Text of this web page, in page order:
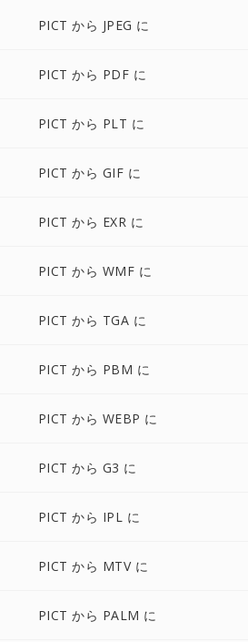
PICT から JPEG に
PICT から PDF に
PICT から PLT に
PICT から GIF に
PICT から EXR に
PICT から WMF に
PICT から TGA に
PICT から PBM に
PICT から WEBP に
PICT から G3 に
PICT から IPL に
PICT から MTV に
PICT から PALM に